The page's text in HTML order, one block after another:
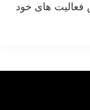
فعالیت های خود